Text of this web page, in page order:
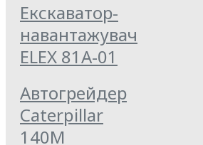
Екскаватор-
навантажувач
ELEX 81А-01
Автогрейдер
Caterpillar
140M